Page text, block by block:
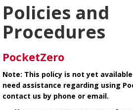
Policies and
Procedures
PocketZero
Note: This policy is not yet
need assistance regarding using
contact us by phone or email.